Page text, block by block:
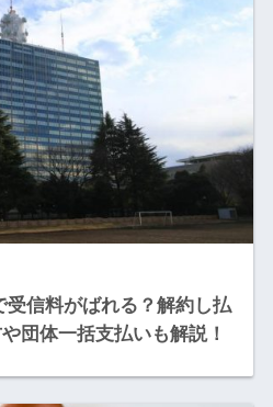
信料がばれる？解約し払
団体一括支払いも解説！